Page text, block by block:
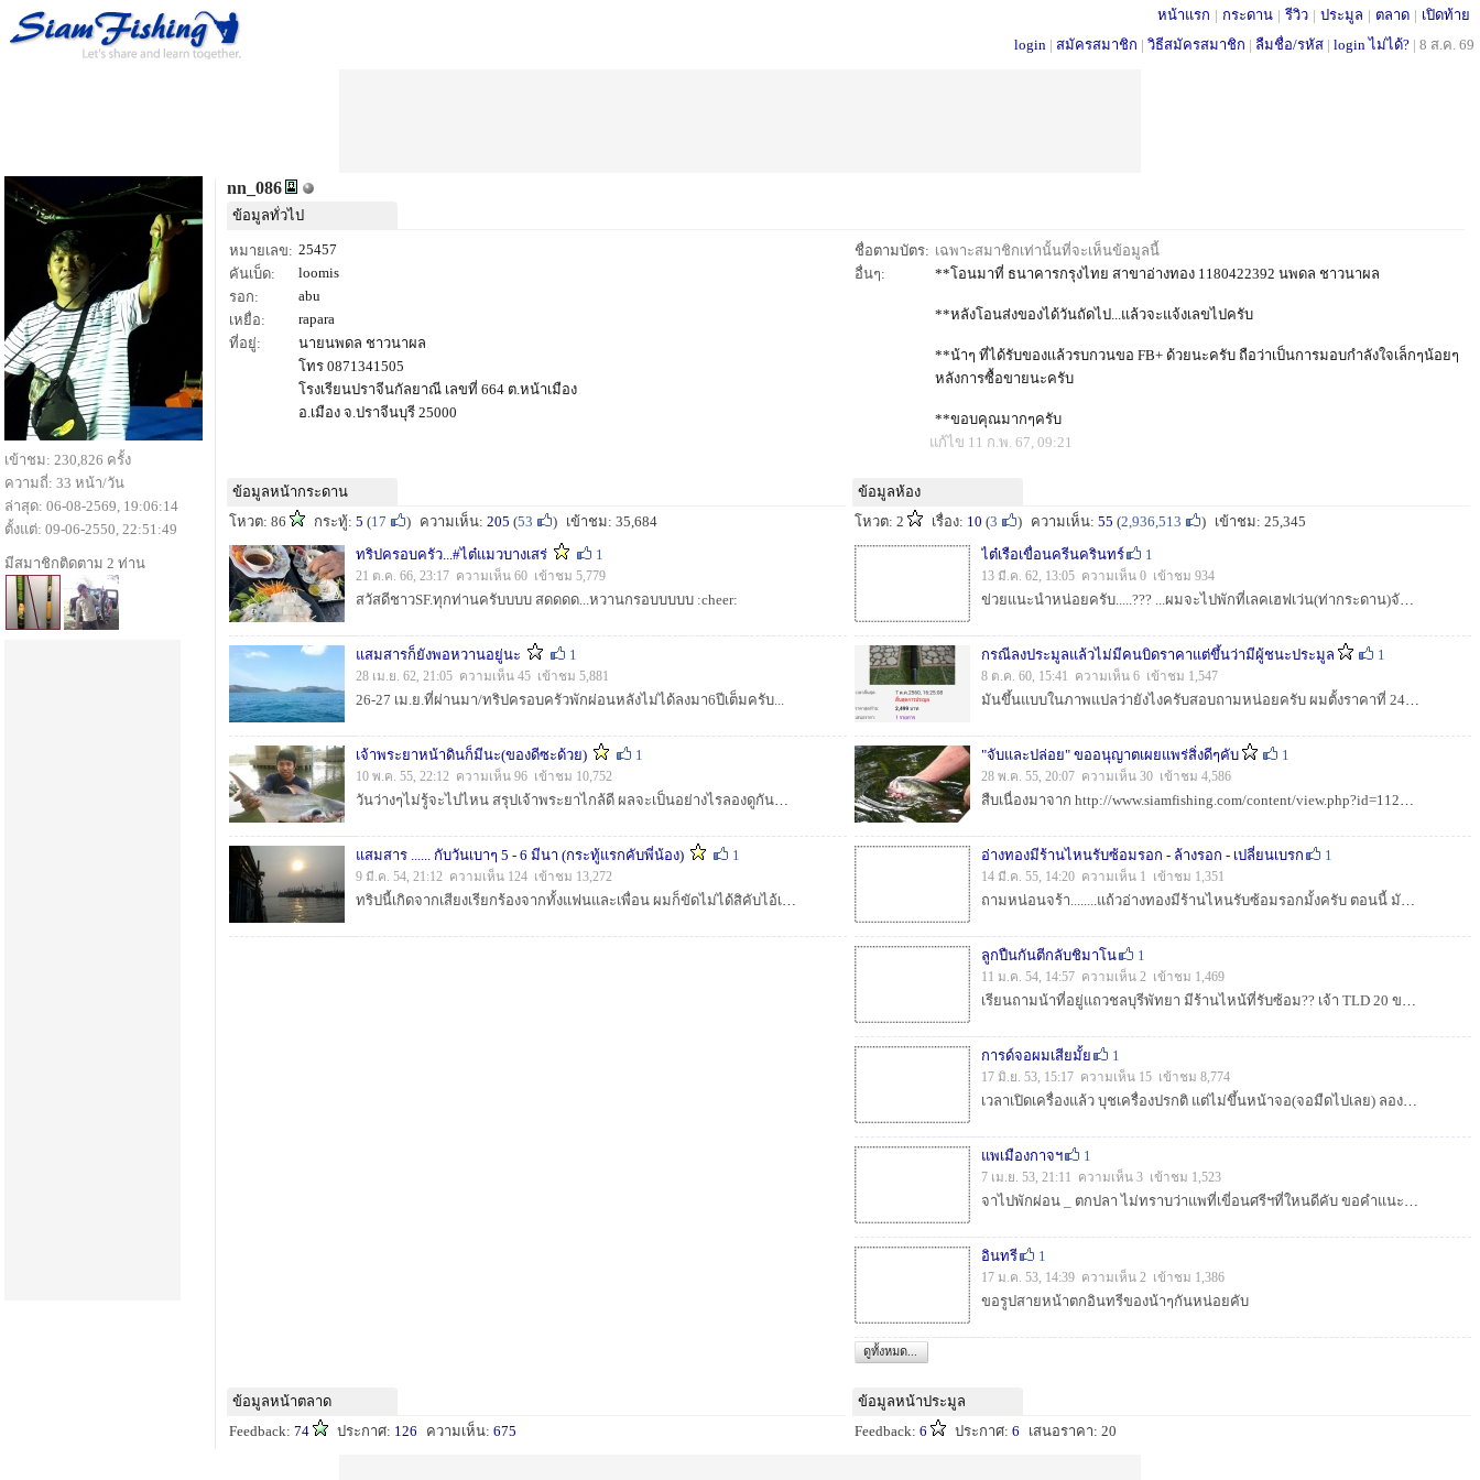
หน้าแรก | กระดาน | รีวิว | ประมูล | ตลาด | เปิดท้าย
login | สมัครสมาชิก | วิธีสมัครสมาชิก | ลืมชื่อ/รหัส | login ไม่ได้? | 8 ส.ค. 69
nn_086
ข้อมูลทั่วไป
หมายเลข: 25457
คันเบ็ด:
loomis
รอก:
abu
เหยื่อ:
rapara
ที่อยู่:
นายนพดล ชาวนาผล
โทร 0871341505
โรงเรียนปราจีนกัลยาณี เลขที่ 664 ต.หน้าเมือง
อ.เมือง จ.ปราจีนบุรี 25000
ชื่อตามบัตร: เฉพาะสมาชิกเท่านั้นที่จะเห็นข้อมูลนี้
อื่นๆ:
**โอนมาที่ ธนาคารกรุงไทย สาขาอ่างทอง 1180422392 นพดล ชาวนาผล
**หลังโอนส่งของได้วันถัดไป...แล้วจะแจ้งเลขไปครับ
**น้าๆ ที่ได้รับของเเล้วรบกวนขอ FB+ ด้วยนะครับ ถือว่าเป็นการมอบกำลังใจเล็กๆน้อยๆ
หลังการซื้อขายนะครับ
**ขอบคุณมากๆครับ
แก้ไข 11 ก.พ. 67, 09:21
ข้อมูลหน้ากระดาน
โหวต: 86
กระทู้: 5 (17 ) ความเห็น: 205 (53 ) เข้าชม: 35,684
ทริปครอบครัว...#ไต๋แมวบางเสร่
1
21 ต.ค. 66, 23:17 ความเห็น 60 เข้าชม 5,779
สวัสดีชาวSF.ทุกท่านครับบบบ สดดดด...หวานกรอบบบบบ :cheer:
แสมสารก็ยังพอหวานอยู่นะ 1
28 เม.ย. 62, 21:05 ความเห็น 45 เข้าชม 5,881
26-27 เม.ย.ที่ผ่านมา/ทริปครอบครัวพักผ่อนหลังไม่ได้ลงมา6ปีเต็มครับ...
เจ้าพระยาหน้าดินก็มีนะ(ของดีซะด้วย) 1
10 พ.ค. 55, 22:12 ความเห็น 96 เข้าชม 10,752
วันว่างๆไม่รู้จะไปไหน สรุปเจ้าพระยาไกล้ดี ผลจะเป็นอย่างไรลองดูกันครับ(รูปน้อยไม่ว่ากันเด้อ)...
แสมสาร ...... กับวันเบาๆ 5 - 6 มีนา (กระทู้แรกคับพี่น้อง) 1
9 มี.ค. 54, 21:12 ความเห็น 124 เข้าชม 13,272
ทริปนี้เกิดจากเสียงเรียกร้องจากทั้งแฟนและเพื่อน ผมก็ขัดไม่ได้สิคับไอ้เรื่องตกปลาเนี้ย 555...
ข้อมูลห้อง
โหวต: 2
เรื่อง: 10 (3 ) ความเห็น: 55 (2,936,513 ) เข้าชม: 25,345
ไต๋เรือเขื่อนครีนครินทร์
1
13 มี.ค. 62, 13:05 ความเห็น 0 เข้าชม 934
ข่วยแนะนำหน่อยครับ.....??? ...ผมจะไปพักที่เลคเฮฟเว่น(ท่ากระดาน)จันทร์หน้าช่วยแนะนำไต๋เรือหน่อยครับ???...
กรณีลงประมูลแล้วไม่มีคนบิดราคาแต่ขึ้นว่ามีผู้ชนะประมูล 1
8 ต.ค. 60, 15:41 ความเห็น 6 เข้าชม 1,547
มันขึ้นแบบในภาพแปลว่ายังไงครับสอบถามหน่อยครับ ผมตั้งราคาที่ 2499 แล้วมีผู้ชนะแต่ไม่ได้บิดราคา...งงครับ...
"จับและปล่อย" ขออนุญาตเผยแพร่สิ่งดีๆคับ 1
28 พ.ค. 55, 20:07 ความเห็น 30 เข้าชม 4,586
สืบเนื่องมาจาก http://www.siamfishing.com/content/view.php?id=112&cat=article อ่านแล้วได้ไอเดียร์ ผมต้องเขียนบทความส่งอาจารย์ ลองดูหน่อยแล้วกันน...
อ่างทองมีร้านไหนรับซ้อมรอก - ล้างรอก - เปลี่ยนเบรก 1
14 มี.ค. 55, 14:20 ความเห็น 1 เข้าชม 1,351
ถามหน่อนจร้า........แถ้วอ่างทองมีร้านไหนรับซ้อมรอกมั้งครับ ตอนนี้ มัปัํญหากับ นีเวล(ไม่ยอมให้สับฟรีสปูล) ชิมาโน สองเกีย พังทั้งคู่ ขอบคุณล่วงหน้าสำห...
ลูกปืนกันตีกลับชิมาโน 1
11 ม.ค. 54, 14:57 ความเห็น 2 เข้าชม 1,469
เรียนถามน้าที่อยู่แถวชลบุรีพัทยา มีร้านไหน้ที่รับซ้อม?? เจ้า TLD 20 ของผมลูกปืนกันตีกลับน่าจะเสีย...
การด์จอผมเสียมั้ย 1
17 มิ.ย. 53, 15:17 ความเห็น 15 เข้าชม 8,774
เวลาเปิดเครื่องแล้ว บุชเครื่องปรกติ แต่ไม่ขึ้นหน้าจอ(จอมืดไปเลย) ลองจอแล้วไม่น่าเสีย ลองถอดการด์จอมาทำความสะอาด ใส่ใหม่อาการก็เหมือนเดิม(เป็นสิบรอบแล้...
แพเมืองกาจฯ 1
7 เม.ย. 53, 21:11 ความเห็น 3 เข้าชม 1,523
จาไปพักผ่อน _ ตกปลา ไม่ทราบว่าแพที่เขี่อนศรีฯที่ใหนดีคับ ขอคำแนะนำด้วจร้า...
อินทรี 1
17 ม.ค. 53, 14:39 ความเห็น 2 เข้าชม 1,386
ขอรูปสายหน้าตกอินทรีของน้าๆกันหน่อยคับ
ดูทั้งหมด...
ข้อมูลหน้าตลาด
Feedback: 74 ประกาศ: 126 ความเห็น: 675
ข้อมูลหน้าประมูล
Feedback: 6 ประกาศ: 6 เสนอราคา: 20
เข้าชม: 230,826 ครั้ง
ความถี่: 33 หน้า/วัน
ล่าสุด: 06-08-2569, 19:06:14
ตั้งแต่: 09-06-2550, 22:51:49
มีสมาชิกติดตาม 2 ท่าน